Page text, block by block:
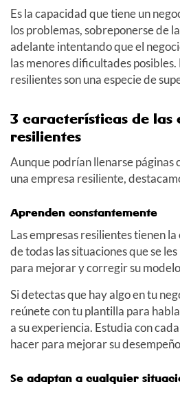
Es la capacidad que tiene un
los problemas, sobreponerse de
adelante intentando que el
las menores dificultades posibles.
resilientes son una especie de
3 características de las
resilientes
Aunque podrían llenarse páginas
una empresa resiliente,
Aprenden constantemente
Las empresas resilientes tienen
de todas las situaciones que se
para mejorar y corregir su
Si detectas que hay algo en tu
reúnete con tu plantilla para
a su experiencia. Estudia con
hacer para mejorar su
Se adaptan a cualquier